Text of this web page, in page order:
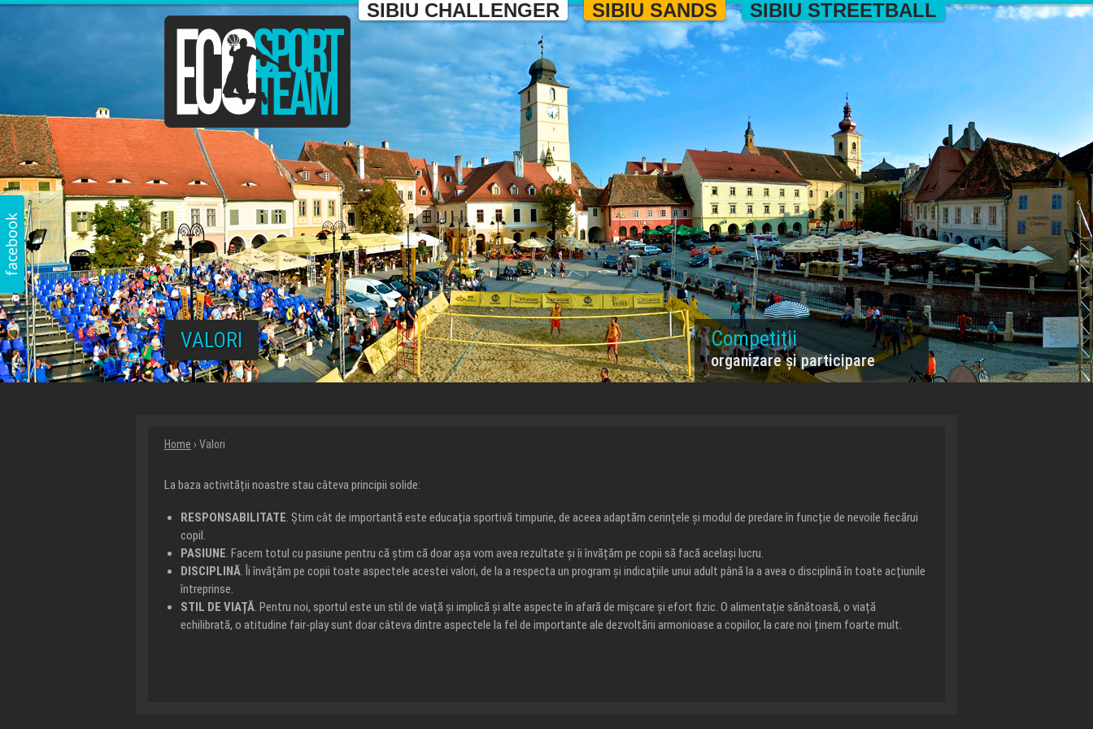
SIBIU STREETBALL
SIBIU SANDS
SIBIU CHALLENGER
Competiții
organizare și participare
VALORI
Home › Valori
La baza activității noastre stau câteva principii solide:
RESPONSABILITATE. Știm cât de importantă este educația sportivă timpurie, de aceea adaptăm cerințele și modul de predare în funcție de nevoile fiecărui
copil.
PASIUNE. Facem totul cu pasiune pentru că știm că doar așa vom avea rezultate și îi învățăm pe copii să facă același lucru.
DISCIPLINĂ. Îi învățăm pe copii toate aspectele acestei valori, de la a respecta un program și indicațiile unui adult până la a avea o disciplină în toate acțiunile
întreprinse.
STIL DE VIAȚĂ. Pentru noi, sportul este un stil de viață și implică și alte aspecte în afară de mișcare și efort fizic. O alimentație sănătoasă, o viață
echilibrată, o atitudine fair-play sunt doar câteva dintre aspectele la fel de importante ale dezvoltării armonioase a copiilor, la care noi ținem foarte mult.